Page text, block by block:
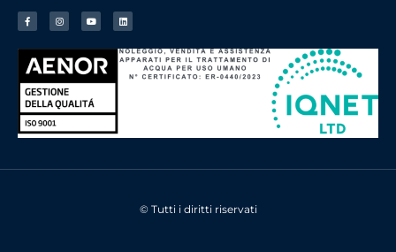
© Tutti i diritti riservati